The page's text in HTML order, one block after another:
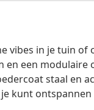
vibes in je tuin
een
staal en
kunt